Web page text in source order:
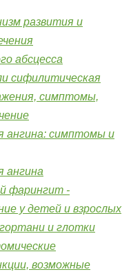
развития и
абсцесса
сифилитическая
симптомы,
ангина: симптомы и
ангина
фарингит -
у детей и взрослых
и глотки
возможные